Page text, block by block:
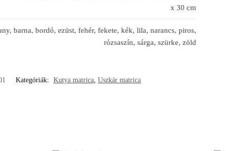
x 30 cm
barna, bordó, ezüst, fehér, fekete, kék, lila, narancs, piros,
rózsaszín, sárga, szürke, zöld
Kategóriák: Kutya matrica Uszkár matrica